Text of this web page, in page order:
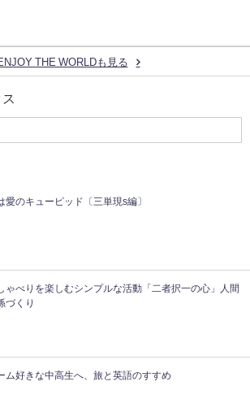
THE WORLDも見る
愛のキューピッド〔三単現s編〕
ゃべりを楽しむシンプルな活動「二者択一の心」人間
づくり
ム好きな中高生へ、旅と英語のすすめ